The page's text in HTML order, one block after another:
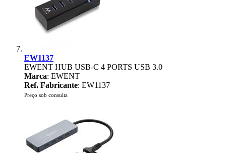
EW1137
EWENT HUB USB-C 4 PORTS USB 3.0
Marca: EWENT
Ref. Fabricante: EW1137
Preço sob consulta